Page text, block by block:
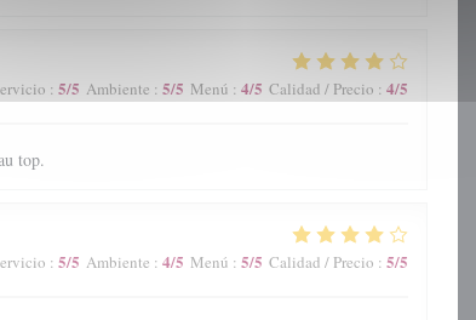
: 5/5 Ambiente : 5/5 Menú : 4/5 Calidad / Precio : 4/5
top.
: 5/5 Ambiente : 4/5 Menú : 5/5 Calidad / Precio : 5/5